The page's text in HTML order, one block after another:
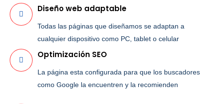
Diseño web adaptable
Todas las páginas que diseñamos se adaptan a
cualquier dispositivo como PC, tablet o celular
Optimización SEO
La página esta configurada para que los buscadores
como Google la encuentren y la recomienden